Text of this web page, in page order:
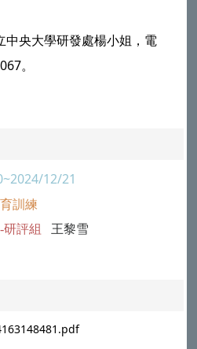
中央大學研發處楊小姐，電
。
12/21
訓練
評組 王黎雪